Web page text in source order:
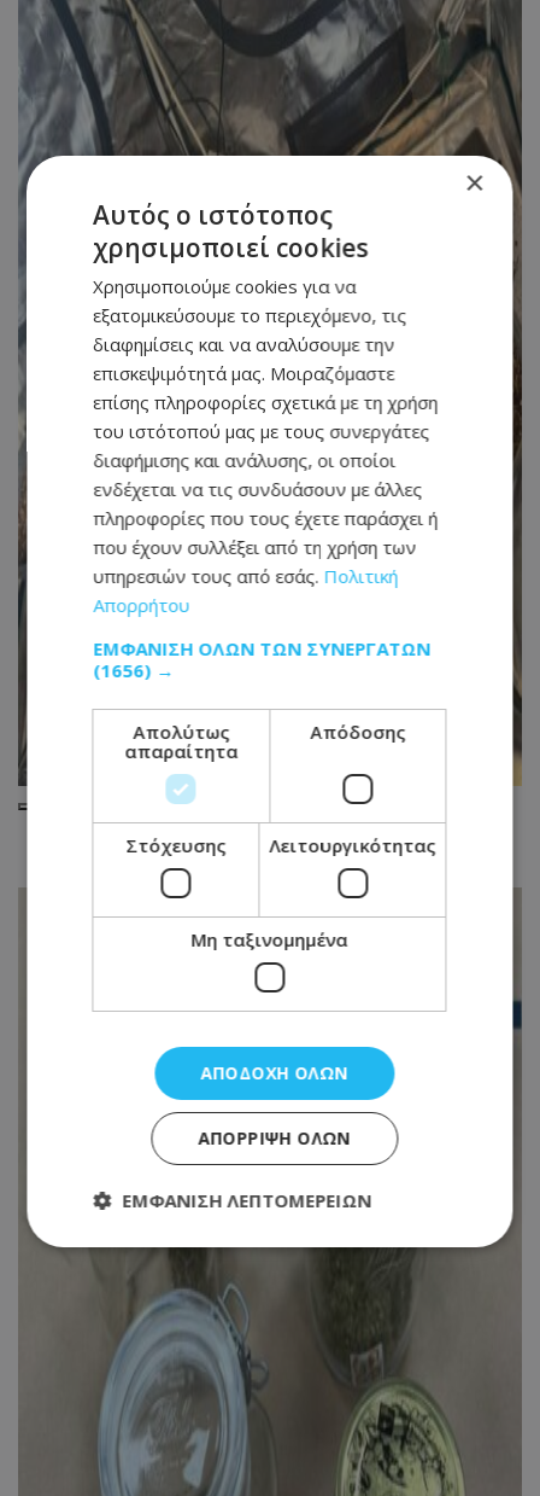
×
Αυτός ο ιστότοπος
χρησιμοποιεί cookies
Χρησιμοποιούμε cookies για να
εξατομικεύσουμε το περιεχόμενο, τις
διαφημίσεις και να αναλύσουμε την
επισκεψιμότητά μας. Μοιραζόμαστε
επίσης πληροφορίες σχετικά με τη χρήση
του ιστότοπού μας με τους συνεργάτες
διαφήμισης και ανάλυσης, οι οποίοι
ενδέχεται να τις συνδυάσουν με άλλες
πληροφορίες που τους έχετε παράσχει ή
που έχουν συλλέξει από τη χρήση των
υπηρεσιών τους από εσάς. Πολιτική
Απορρήτου
ΕΜΦΆΝΙΣΗ ΌΛΩΝ ΤΩΝ ΣΥΝΕΡΓΑΤΏΝ
(1656) →
Απολύτως
απαραίτητα
Απόδοσης
Στόχευσης Λειτουργικότητας
Μη ταξινομημένα
ΑΠΟΔΟΧΉ ΌΛΩΝ
ΑΠΌΡΡΙΨΗ ΌΛΩΝ
ΕΜΦΆΝΙΣΗ ΛΕΠΤΟΜΕΡΕΙΏΝ
Απολύτως απαραίτητα
Στόχευσης
Μη ταξινομημένα
Τα απολύτως απαραίτητα cookies επιτρέπουν
βασικές λειτουργίες του ιστότοπου, όπως τη
σύνδεση χρήστη και τη διαχείριση λογαριασμού.
Ο ιστότοπος δεν μπορεί να χρησιμοποιηθεί σωστά
χωρίς τα απολύτως απαραίτητα cookies.